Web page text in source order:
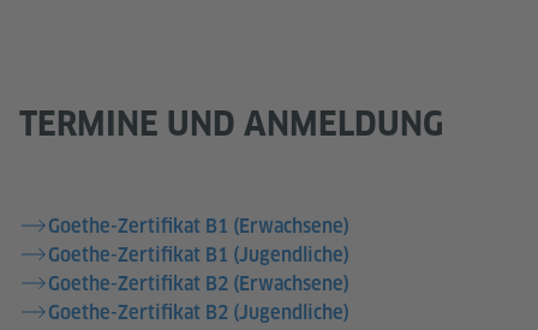
TERMINE UND ANMELDUNG
Goethe-Zertifikat B1 (Erwachsene)
Goethe-Zertifikat B1 (Jugendliche)
Goethe-Zertifikat B2 (Erwachsene)
Goethe-Zertifikat B2 (Jugendliche)